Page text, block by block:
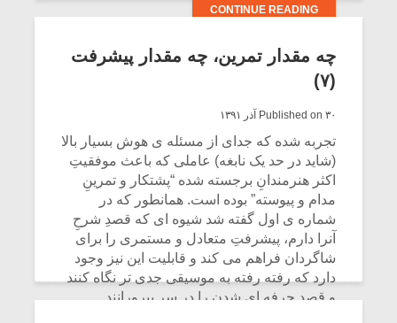
CONTINUE READING
چه مقدار تمرین، چه مقدار پیشرفت
(۷)
Published on ۳۰ آذر ۱۳۹۱
تجربه شده که جدای از مسئله ی هوش بسیار بالا
(شاید در حد یک نابغه) عاملی که باعث موفقیتِ
اکثر هنرمندانِ برجسته شده “پشتکار و تمرینِ
مدام و پیوسته” بوده است. همانطور که در
شماره ى اول گفته شد شیوه اى که قصدِ شرحِ
آنرا دارم، پیشرفتِ متعادل و مستمرى را براى
شاگردان فراهم مى کند و قابلیت این نیز وجود
دارد که رفته رفته به موسیقى جدى تر نگاه کنند
و قصدِ حرفه اى شدن را در سر بپرورانند.